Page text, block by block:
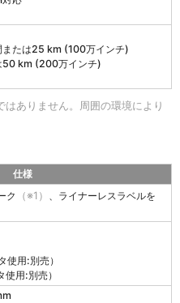
または25 km (100万インチ)
50 km (200万インチ)
ありません。周囲の環境により
仕様
ク （※1） 、ライナーレスラベルを
用:別売）
用:別売）